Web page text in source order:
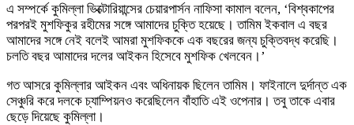
এ সম্পর্কে কুমিল্লা ভিক্টোরিয়ান্সের চেয়ারপার্সন নাফিসা কামাল বলেন, ‘বিশ্বকাপের
পরপরই মুশফিকুর রহীমের সঙ্গে আমাদের চুক্তি হয়েছে। তামিম ইকবাল এ বছর
আমাদের সঙ্গে নেই বলেই আমরা মুশফিককে এক বছরের জন্য চুক্তিবদ্ধ করেছি।
চলতি বছর আমাদের দলের আইকন হিসেবে মুশফিক খেলবেন।’
গত আসরে কুমিল্লার আইকন এবং অধিনায়ক ছিলেন তামিম। ফাইনালে দুর্দান্ত এক
সেঞ্চুরি করে দলকে চ্যাম্পিয়নও করেছিলেন বাঁহাতি এই ওপেনার। তবু তাকে এবার
ছেড়ে দিয়েছে কুমিল্লা।